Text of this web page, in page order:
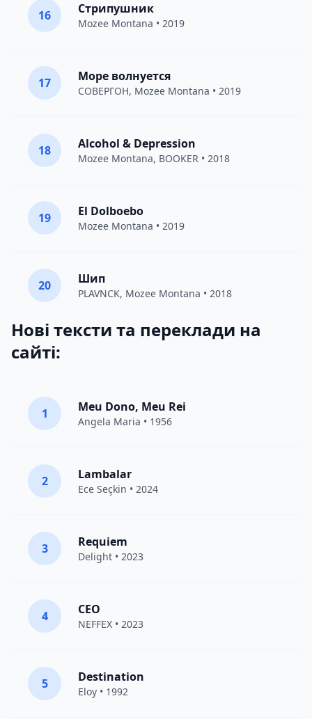
16 Стрипушник
Mozee Montana • 2019
17 Море волнуется
СОВЕРГОН, Mozee Montana • 2019
18 Alcohol & Depression
Mozee Montana, BOOKER • 2018
19 El Dolboebo
Mozee Montana • 2019
20 Шип
PLAVNCK, Mozee Montana • 2018
Нові тексти та переклади на
сайті:
1 Meu Dono, Meu Rei
Angela Maria • 1956
2 Lambalar
Ece Seçkin • 2024
3 Requiem
Delight • 2023
4 CEO
NEFFEX • 2023
5 Destination
Eloy • 1992